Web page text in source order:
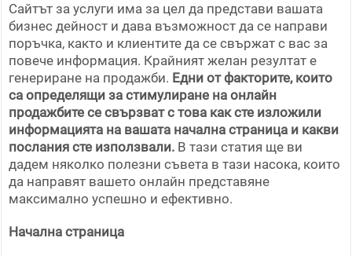
Сайтът за услуги има за цел да представи вашата
бизнес дейност и дава възможност да се направи
поръчка, както и клиентите да се свържат с вас за
повече информация. Крайният желан резултат е
генериране на продажби. Едни от факторите, които
са определящи за стимулиране на онлайн
продажбите се свързват с това как сте изложили
информацията на вашата начална страница и какви
послания сте използвали. В тази статия ще ви
дадем няколко полезни съвета в тази насока, които
да направят вашето онлайн представяне
максимално успешно и ефективно.
Начална страница